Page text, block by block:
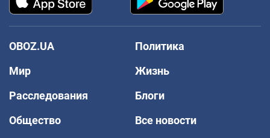
OBOZ.UA
Политика
Мир
Жизнь
Расследования
Блоги
Общество
Все новости